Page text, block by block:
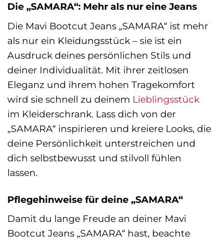
Die „SAMARA“: Mehr als nur eine Jeans
Die Mavi Bootcut Jeans „SAMARA“ ist mehr
als nur ein Kleidungsstück – sie ist ein
Ausdruck deines persönlichen Stils und
deiner Individualität. Mit ihrer zeitlosen
Eleganz und ihrem hohen Tragekomfort
wird sie schnell zu deinem Lieblingsstück
im Kleiderschrank. Lass dich von der
„SAMARA“ inspirieren und kreiere Looks, die
deine Persönlichkeit unterstreichen und
dich selbstbewusst und stilvoll fühlen
lassen.
Pflegehinweise für deine „SAMARA“
Damit du lange Freude an deiner Mavi
Bootcut Jeans „SAMARA“ hast, beachte